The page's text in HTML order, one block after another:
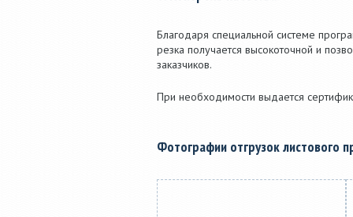
Благодаря специальной системе
резка получается высокоточной и
заказчиков.
При необходимости выдается
Фотографии отгрузок листового